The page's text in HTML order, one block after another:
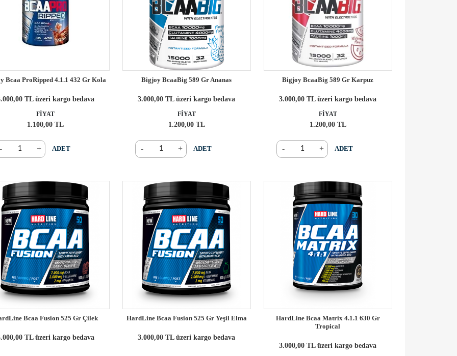
Bcaa ProRipped 4.1.1 432 Gr Kola
TL üzeri kargo bedava
FİYAT
1.100,00 TL
- + ADET
Bigjoy BcaaBig 589 Gr Ananas
3.000,00 TL üzeri kargo bedava
FİYAT
1.200,00 TL
- + ADET
Bigjoy BcaaBig 589 Gr Karpuz
3.000,00 TL üzeri kargo bedava
FİYAT
1.200,00 TL
- + ADET
Bcaa Fusion 525 Gr Çilek
TL üzeri kargo bedava
HardLine Bcaa Fusion 525 Gr Yeşil Elma
3.000,00 TL üzeri kargo bedava
HardLine Bcaa Matrix 4.1.1 630 Gr
Tropical
3.000,00 TL üzeri kargo bedava